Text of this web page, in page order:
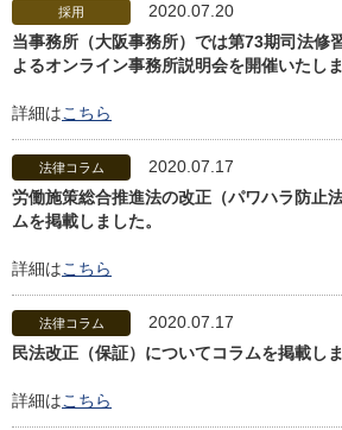
採用
2020.07.20
当事務所（大阪事務所）では第73期司法修
よるオンライン事務所説明会を開催いたしま
詳細はこちら
法律コラム
2020.07.17
労働施策総合推進法の改正（パワハラ防止
ムを掲載しました。
詳細はこちら
法律コラム
2020.07.17
民法改正（保証）についてコラムを掲載しま
詳細はこちら